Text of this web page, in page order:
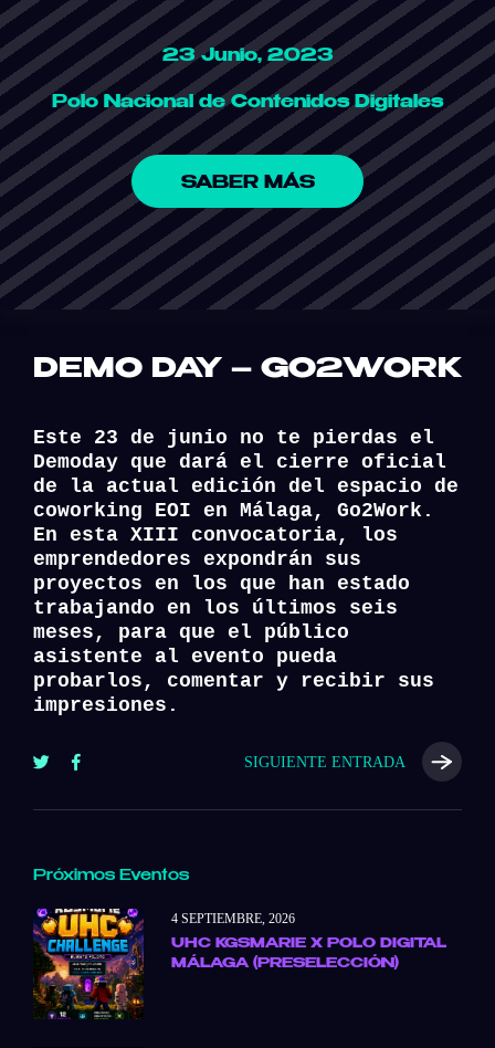
23 Junio, 2023
Polo Nacional de Contenidos Digitales
SABER MÁS
DEMO DAY – GO2WORK
Este 23 de junio no te pierdas el
Demoday que dará el cierre oficial
de la actual edición del espacio de
coworking EOI en Málaga, Go2Work.
En esta XIII convocatoria, los
emprendedores expondrán sus
proyectos en los que han estado
trabajando en los últimos seis
meses, para que el público
asistente al evento pueda
probarlos, comentar y recibir sus
impresiones.
SIGUIENTE ENTRADA
Próximos Eventos
4 SEPTIEMBRE, 2026
UHC KGSMARIE X POLO DIGITAL
MÁLAGA (PRESELECCIÓN)